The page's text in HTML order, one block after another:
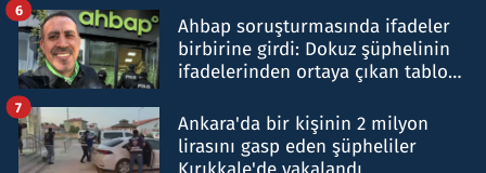
Ahbap soruşturmasında ifadeler
birbirine girdi: Dokuz şüphelinin
ifadelerinden ortaya çıkan tablo
6
Ankara'da bir kişinin 2 milyon
lirasını gasp eden şüpheliler
7